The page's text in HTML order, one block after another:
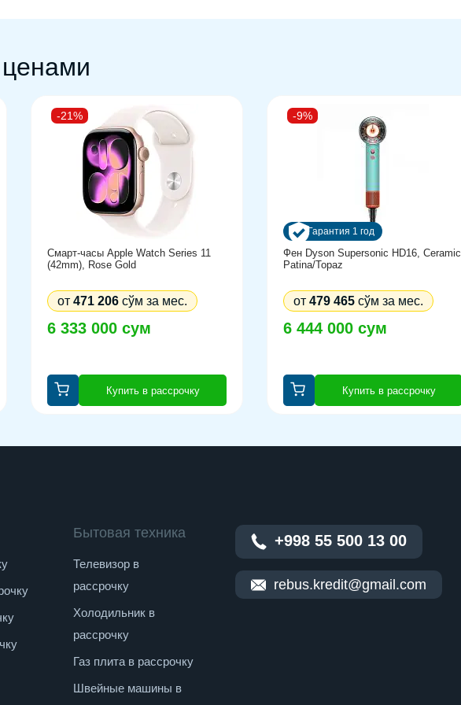
ионным аккумулятором, обеспечивающим до
музыки. Поддерживаются функции быстрой и
устройства максимально удобным.
-21%
Смарт-часы Apple Watch Series 11
(42mm), Rose Gold
6 333 000 сум
от 471 206 сўм за мес.
Купить в рассрочку
-9%
Гарантия 1 год
Фен Dyson Supersonic HD16, Ceramic
Patina/Topaz
6 444 000 сум
от 479 465 сўм за мес.
Купить в рассрочку
Бытовая техника
Телевизор в
рассрочку
Холодильник в
рассрочку
Газ плита в рассрочку
Швейные машины в
+998 55 500 13 00
rebus.kredit@gmail.com